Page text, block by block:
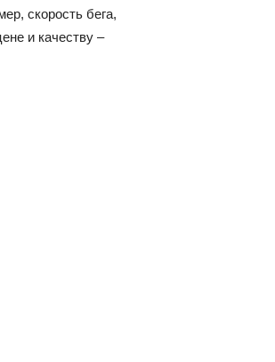
скорость бега,
и качеству –